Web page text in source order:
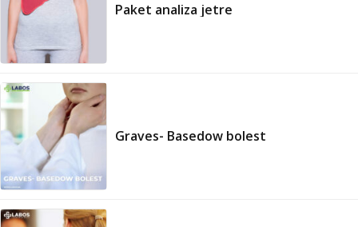
Paket analiza jetre
Graves- Basedow bolest